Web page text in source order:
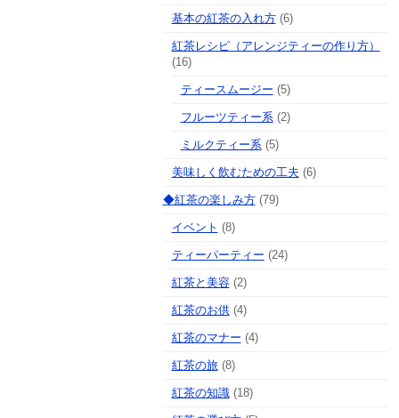
基本の紅茶の入れ方(6)
紅茶レシピ（アレンジティーの作り方）
(16)
ティースムージー (5)
フルーツティー系(2)
ミルクティー系(5)
美味しく飲むための工夫 (6)
◆紅茶の楽しみ方(79)
イベント (8)
ティーパーティー (24)
紅茶と美容(2)
紅茶のお供(4)
紅茶のマナー (4)
紅茶の旅(8)
紅茶の知識(18)